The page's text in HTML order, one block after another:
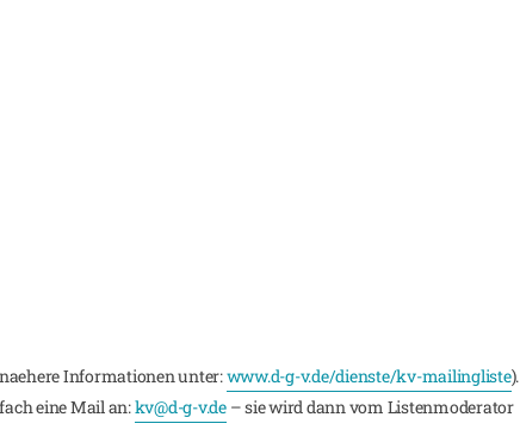
Informationen unter:www.d-g-v.de/dienste/kv-mailingliste).
eine Mail an:kv@d-g-v.de– sie wird dann vom Listenmoderator